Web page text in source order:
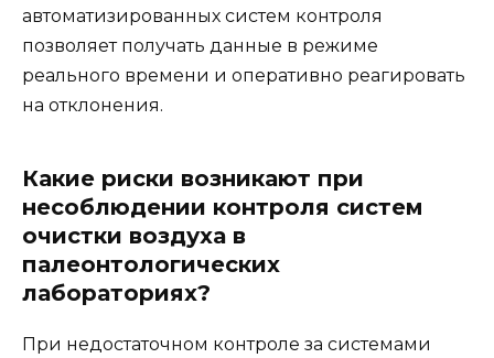
автоматизированных систем контроля
позволяет получать данные в режиме
реального времени и оперативно реагировать
на отклонения.
Какие риски возникают при
несоблюдении контроля систем
очистки воздуха в
палеонтологических
лабораториях?
При недостаточном контроле за системами